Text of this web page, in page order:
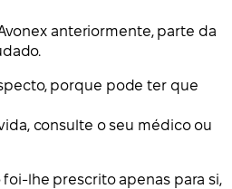
anteriormente, parte da
porque pode ter que
consulte o seu médico ou
lhe prescrito apenas para si,